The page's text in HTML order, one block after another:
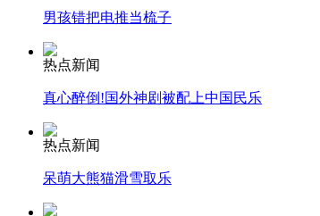
外交部：有关国家言论片面不公正
安徽一实载49人客车翻车
走！跟着总书记去植树
男孩错把电推当梳子
热点新闻
真心醉倒!国外神剧被配上中国民乐
热点新闻
呆萌大熊猫滑雪取乐